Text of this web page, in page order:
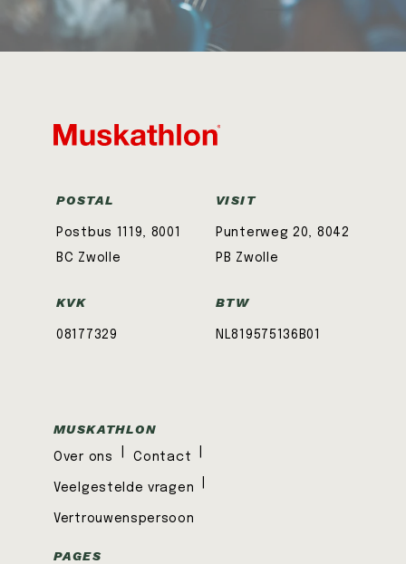
POSTAL
Postbus 1119, 8001
BC Zwolle
VISIT
Punterweg 20, 8042
PB Zwolle
KVK
08177329
BTW
NL819575136B01
MUSKATHLON
Over ons Contact
Veelgestelde vragen
Vertrouwenspersoon
PAGES